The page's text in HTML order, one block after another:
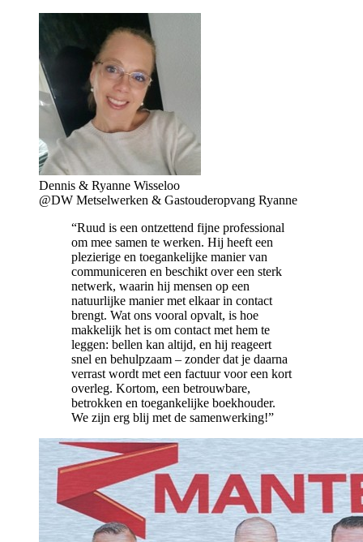
Dennis & Ryanne Wisseloo
@DW Metselwerken & Gastouderopvang Ryanne
“Ruud is een ontzettend fijne professional
om mee samen te werken. Hij heeft een
plezierige en toegankelijke manier van
communiceren en beschikt over een sterk
netwerk, waarin hij mensen op een
natuurlijke manier met elkaar in contact
brengt. Wat ons vooral opvalt, is hoe
makkelijk het is om contact met hem te
leggen: bellen kan altijd, en hij reageert
snel en behulpzaam – zonder dat je daarna
verrast wordt met een factuur voor een kort
overleg. Kortom, een betrouwbare,
betrokken en toegankelijke boekhouder.
We zijn erg blij met de samenwerking!”